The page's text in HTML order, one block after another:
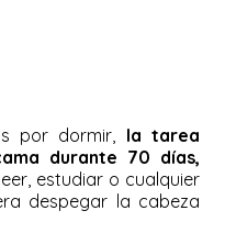
por dormir, la tarea
durante 70 días,
estudiar o cualquier
despegar la cabeza